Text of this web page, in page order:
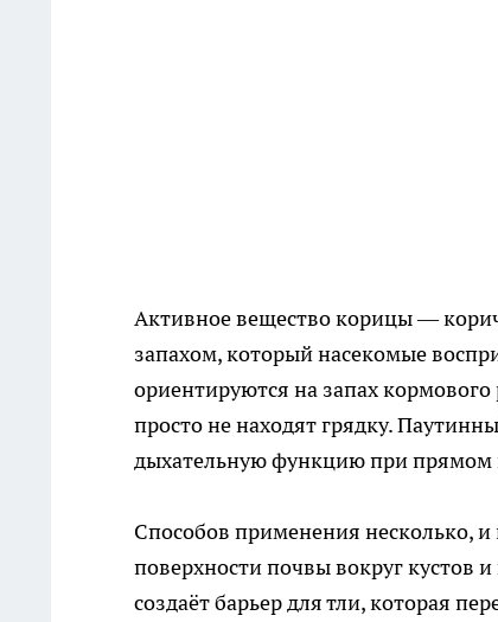
Активное вещество корицы —
запахом, который насекомые
ориентируются на запах
просто не находят грядку.
дыхательную функцию при прямом
Способов применения несколько,
поверхности почвы вокруг кустов
создаёт барьер для тли, которая